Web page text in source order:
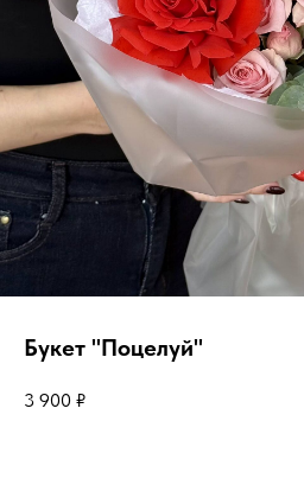
Букет "Поцелуй"
3 900 ₽